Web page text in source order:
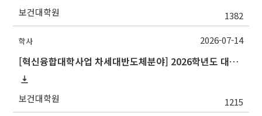
보건대학원 1382
학사
[혁신융합대학사업 차세대반도체분야] 2026학년도 대구대학교 2학기 교류 수학 안내
보건대학원 1215
2026-07-14